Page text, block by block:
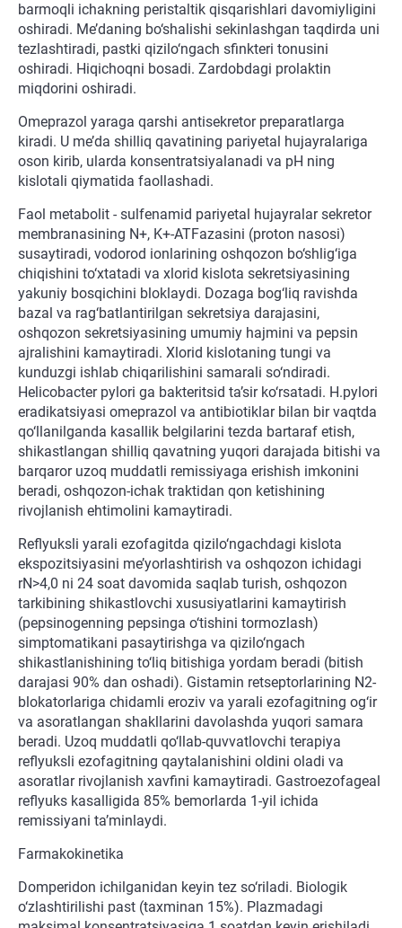
barmoqli ichakning peristaltik qisqarishlari davomiyligini
oshiradi. Me’daning bo‘shalishi sekinlashgan taqdirda uni
tezlashtiradi, pastki qizilo‘ngach sfinkteri tonusini
oshiradi. Hiqichoqni bosadi. Zardobdagi prolaktin
miqdorini oshiradi.
Omeprazol yaraga qarshi antisekretor preparatlarga
kiradi. U me’da shilliq qavatining pariyetal hujayralariga
oson kirib, ularda konsentratsiyalanadi va pH ning
kislotali qiymatida faollashadi.
Faol metabolit - sulfenamid pariyetal hujayralar sekretor
membranasining N+, K+-ATFazasini (proton nasosi)
susaytiradi, vodorod ionlarining oshqozon bo‘shlig‘iga
chiqishini to‘xtatadi va xlorid kislota sekretsiyasining
yakuniy bosqichini bloklaydi. Dozaga bog‘liq ravishda
bazal va rag‘batlantirilgan sekretsiya darajasini,
oshqozon sekretsiyasining umumiy hajmini va pepsin
ajralishini kamaytiradi. Xlorid kislotaning tungi va
kunduzgi ishlab chiqarilishini samarali so‘ndiradi.
Helicobacter pylori ga bakteritsid ta’sir ko‘rsatadi. H.pylori
eradikatsiyasi omeprazol va antibiotiklar bilan bir vaqtda
qo‘llanilganda kasallik belgilarini tezda bartaraf etish,
shikastlangan shilliq qavatning yuqori darajada bitishi va
barqaror uzoq muddatli remissiyaga erishish imkonini
beradi, oshqozon-ichak traktidan qon ketishining
rivojlanish ehtimolini kamaytiradi.
Reflyuksli yarali ezofagitda qizilo‘ngachdagi kislota
ekspozitsiyasini me’yorlashtirish va oshqozon ichidagi
rN>4,0 ni 24 soat davomida saqlab turish, oshqozon
tarkibining shikastlovchi xususiyatlarini kamaytirish
(pepsinogenning pepsinga o‘tishini tormozlash)
simptomatikani pasaytirishga va qizilo‘ngach
shikastlanishining to‘liq bitishiga yordam beradi (bitish
darajasi 90% dan oshadi). Gistamin retseptorlarining N2-
blokatorlariga chidamli eroziv va yarali ezofagitning og‘ir
va asoratlangan shakllarini davolashda yuqori samara
beradi. Uzoq muddatli qo‘llab-quvvatlovchi terapiya
reflyuksli ezofagitning qaytalanishini oldini oladi va
asoratlar rivojlanish xavfini kamaytiradi. Gastroezofageal
reflyuks kasalligida 85% bemorlarda 1-yil ichida
remissiyani ta’minlaydi.
Farmakokinetika
Domperidon ichilganidan keyin tez so‘riladi. Biologik
o‘zlashtirilishi past (taxminan 15%). Plazmadagi